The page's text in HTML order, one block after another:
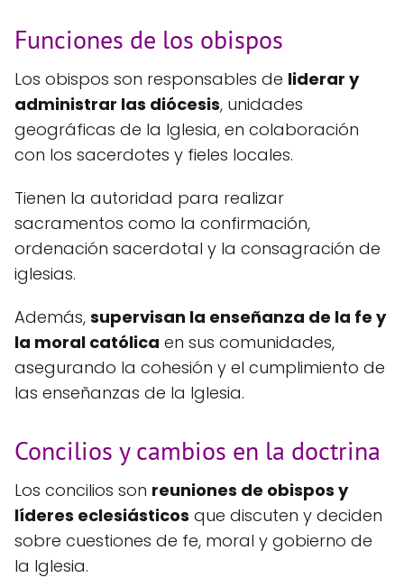
Funciones de los obispos
Los obispos son responsables de liderar y
administrar las diócesis, unidades
geográficas de la Iglesia, en colaboración
con los sacerdotes y fieles locales.
Tienen la autoridad para realizar
sacramentos como la confirmación,
ordenación sacerdotal y la consagración de
iglesias.
Además, supervisan la enseñanza de la fe y
la moral católica en sus comunidades,
asegurando la cohesión y el cumplimiento de
las enseñanzas de la Iglesia.
Concilios y cambios en la doctrina
Los concilios son reuniones de obispos y
líderes eclesiásticos que discuten y deciden
sobre cuestiones de fe, moral y gobierno de
la Iglesia.